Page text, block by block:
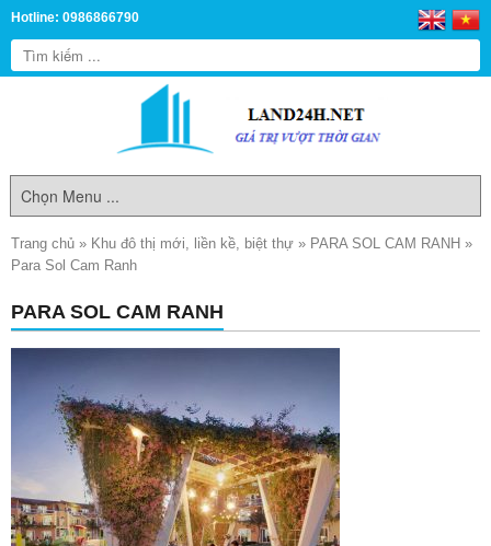
Hotline: 0986866790
Trang chủ » Khu đô thị mới, liền kề, biệt thự » PARA SOL CAM RANH »
Para Sol Cam Ranh
PARA SOL CAM RANH